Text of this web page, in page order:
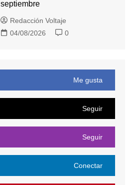
septiembre
Redacción Voltaje
04/08/2026
0
Me gusta
Seguir
Seguir
Conectar